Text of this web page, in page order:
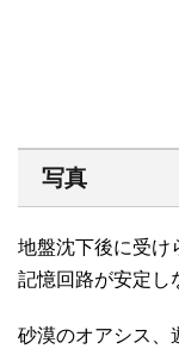
写真
地盤沈下後に受け
記憶回路が安定し
砂漠のオアシス、